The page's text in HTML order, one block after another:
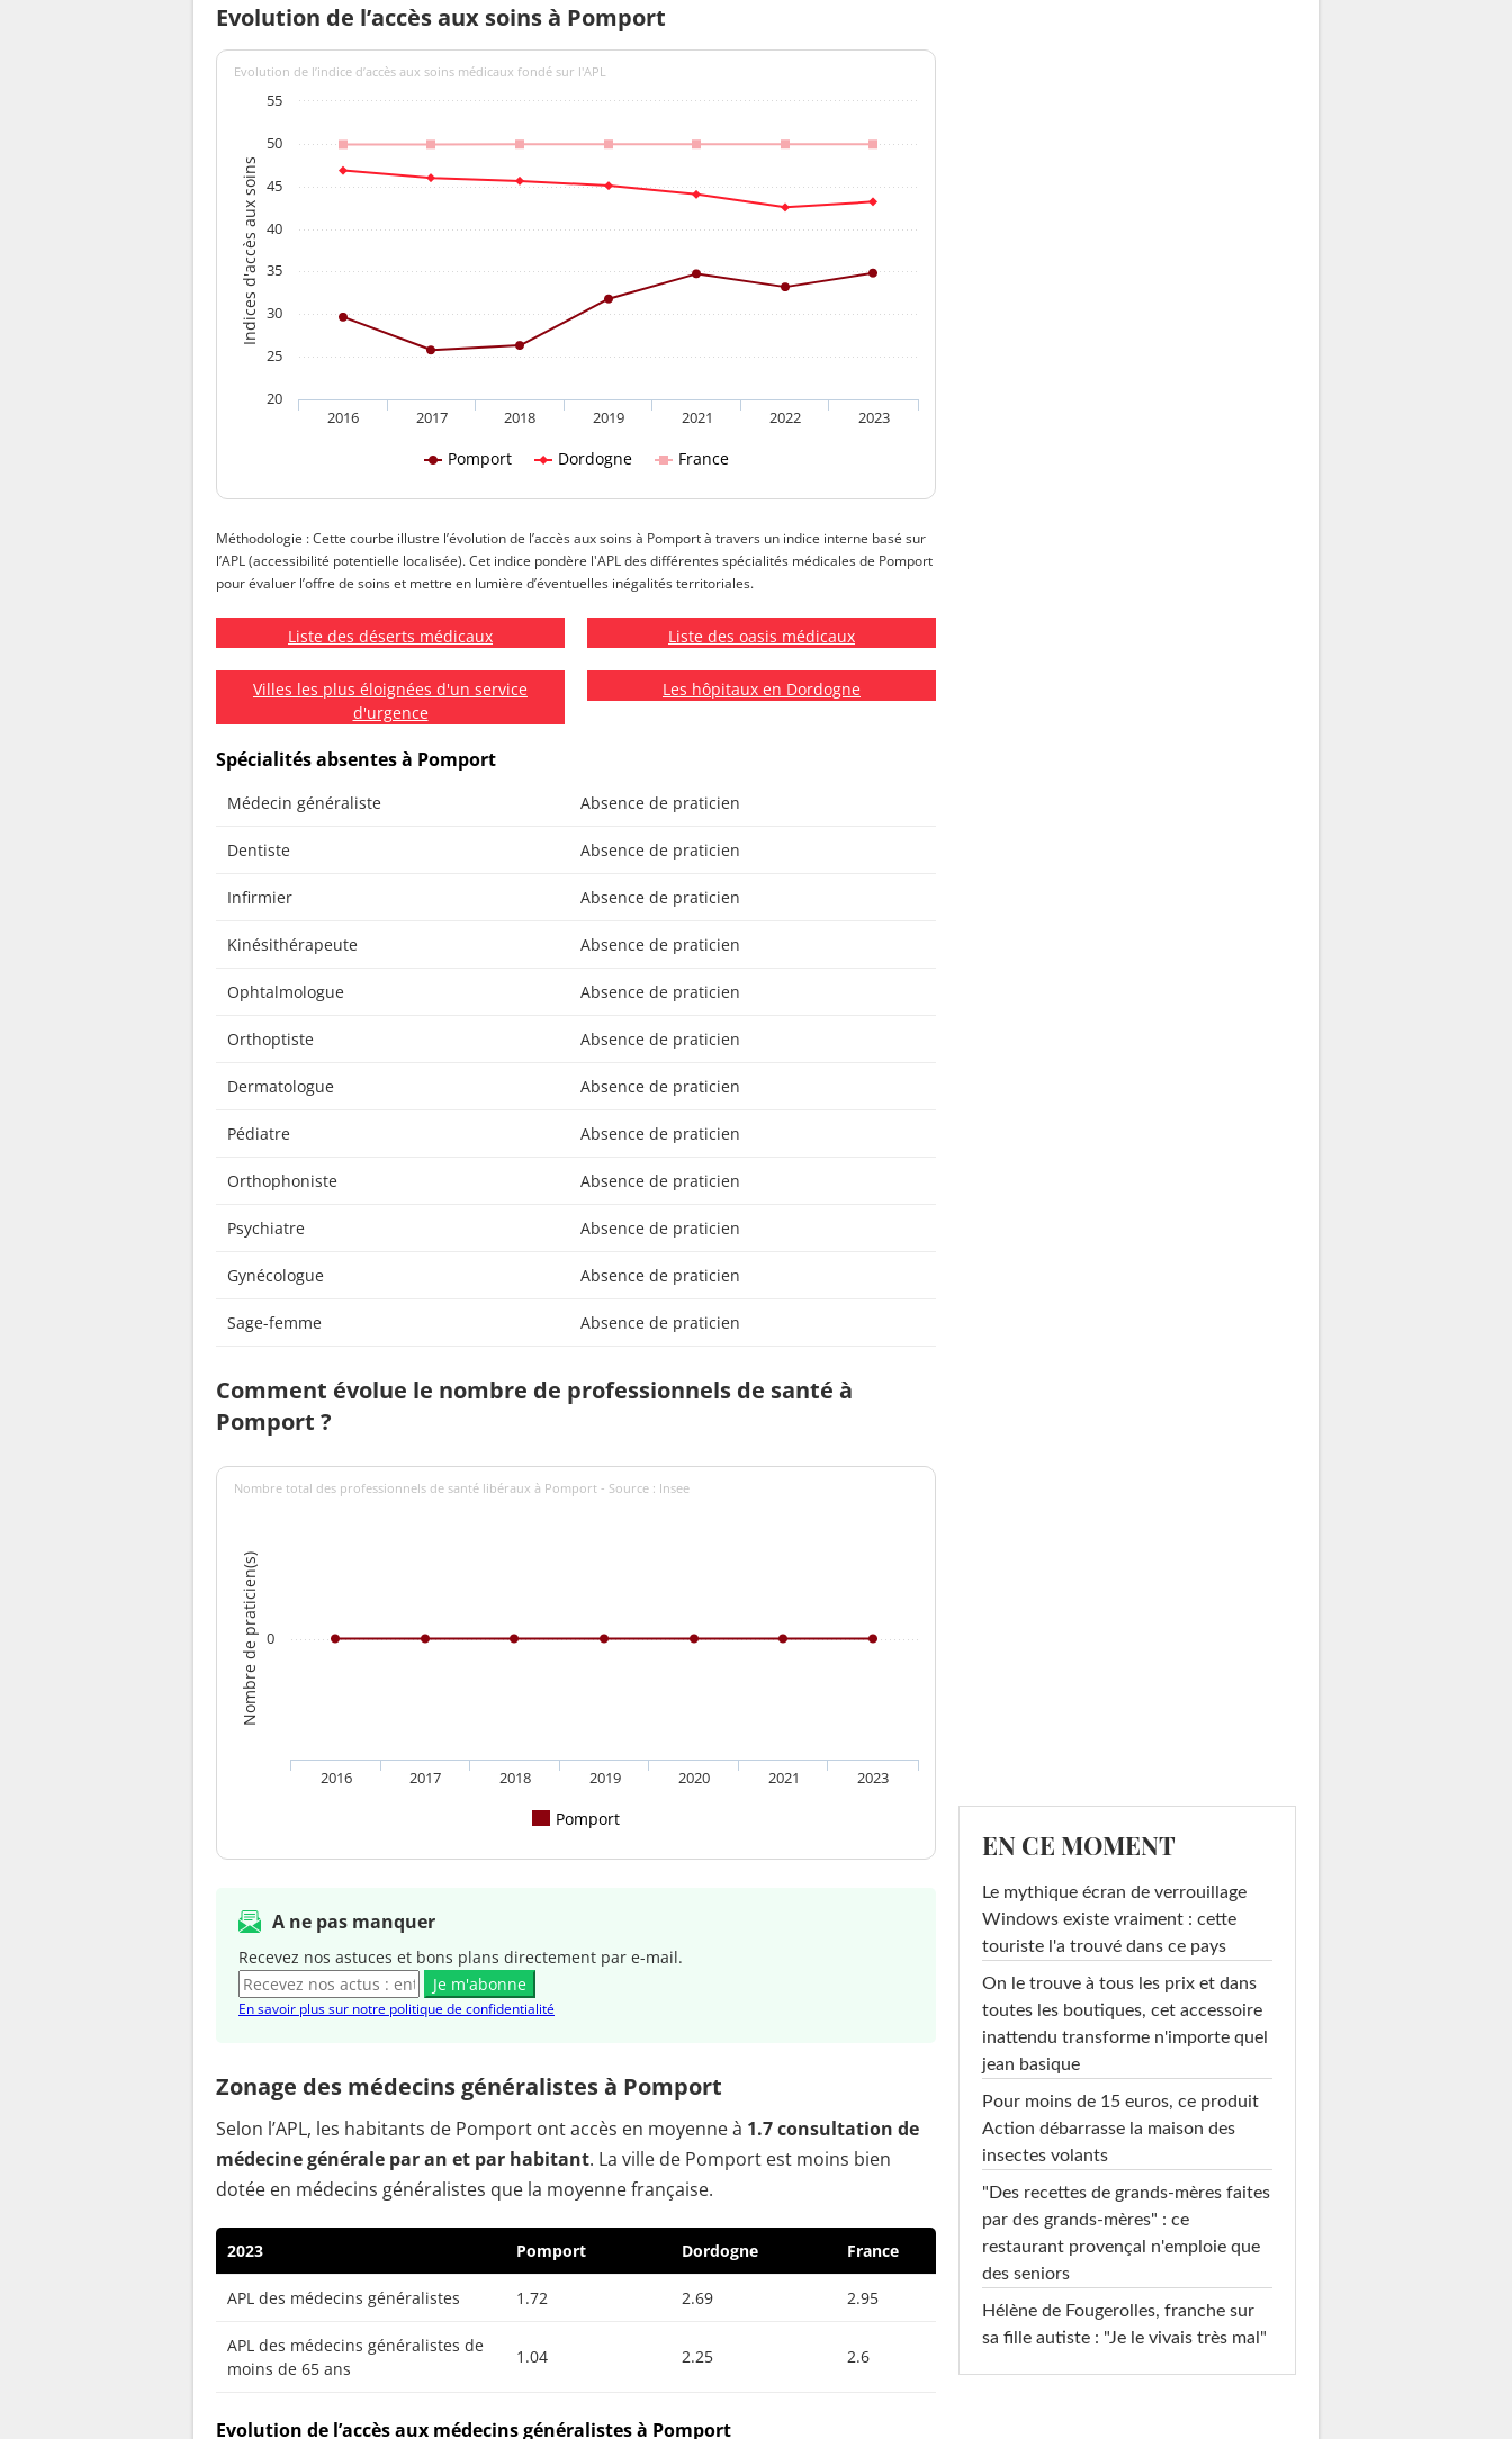
Evolution de l’accès aux soins à Pomport
Indices d'accès aux soins
Evolution de l’indice d’accès aux soins médicaux fondé sur l'APL
Pomport Dordogne France
2016 2017 2018 2019 2021 2022 2023
20
25
30
35
40
45
50
55
Méthodologie : Cette courbe illustre l’évolution de l’accès aux soins à Pomport à travers un indice interne basé sur
l’APL (accessibilité potentielle localisée). Cet indice pondère l'APL des différentes spécialités médicales de Pomport
pour évaluer l’offre de soins et mettre en lumière d’éventuelles inégalités territoriales.
Liste des déserts médicaux Liste des oasis médicaux
Villes les plus éloignées d'un service
d'urgence
Les hôpitaux en Dordogne
Spécialités absentes à Pomport
Médecin généraliste Absence de praticien
Dentiste Absence de praticien
Infirmier Absence de praticien
Kinésithérapeute Absence de praticien
Ophtalmologue Absence de praticien
Orthoptiste Absence de praticien
Dermatologue Absence de praticien
Pédiatre Absence de praticien
Orthophoniste Absence de praticien
Psychiatre Absence de praticien
Gynécologue Absence de praticien
Sage-femme Absence de praticien
Comment évolue le nombre de professionnels de santé à
Pomport ?
Nombre de praticien(s)
Nombre total des professionnels de santé libéraux à Pomport - Source : Insee
Pomport
2016 2017 2018 2019 2020 2021 2023
0
A ne pas manquer
Recevez nos astuces et bons plans directement par e-mail.
Je m'abonne
En savoir plus sur notre politique de confidentialité
Zonage des médecins généralistes à Pomport
Selon l’APL, les habitants de Pomport ont accès en moyenne à 1.7 consultation de
médecine générale par an et par habitant. La ville de Pomport est moins bien
dotée en médecins généralistes que la moyenne française.
2023 Pomport Dordogne France
APL des médecins généralistes 1.72 2.69 2.95
APL des médecins généralistes de
moins de 65 ans
1.04 2.25 2.6
Evolution de l’accès aux médecins généralistes à Pomport
EN CE MOMENT
Le mythique écran de verrouillage
Windows existe vraiment : cette
touriste l'a trouvé dans ce pays
On le trouve à tous les prix et dans
toutes les boutiques, cet accessoire
inattendu transforme n'importe quel
jean basique
Pour moins de 15 euros, ce produit
Action débarrasse la maison des
insectes volants
"Des recettes de grands-mères faites
par des grands-mères" : ce
restaurant provençal n'emploie que
des seniors
Hélène de Fougerolles, franche sur
sa fille autiste : "Je le vivais très mal"